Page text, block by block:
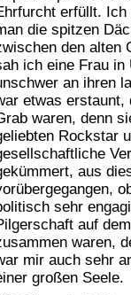
erfüllt. Ich
die spitzen
den alten
ich eine Frau in
an ihren
etwas
waren, denn
Rockstar
aus
sehr
auf
waren,
mir auch sehr
großen Seele.